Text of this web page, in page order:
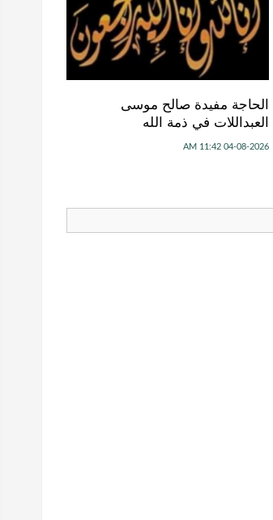
الحاجة مفيدة صالح موسى
العبداللات في ذمة الله
04-08-2026 11:42 AM